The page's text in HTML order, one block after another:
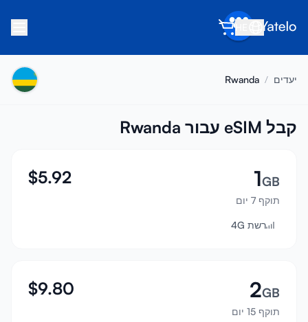
אודות
הפנה חבר
הפוך לשותף
מרכז עזרה
תאימות מכשירים
יעדים /
Rwanda
קבל eSIM עבור Rwanda
1GB
תוקף 7 יום
$5.92
רשת 4G
2GB
תוקף 15 יום
$9.80